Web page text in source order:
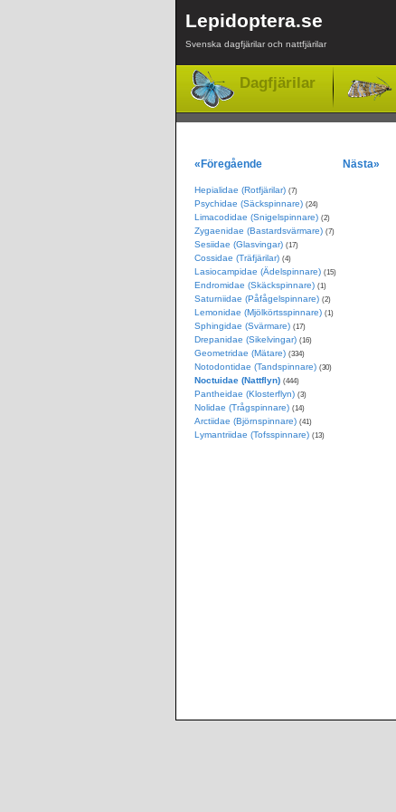
Lepidoptera.se
Svenska dagfjärilar och nattfjärilar
Dagfjärilar
«Föregående Nästa»
Hepialidae (Rotfjärilar) (7)
Psychidae (Säckspinnare) (24)
Limacodidae (Snigelspinnare) (2)
Zygaenidae (Bastardsvärmare) (7)
Sesiidae (Glasvingar) (17)
Cossidae (Träfjärilar) (4)
Lasiocampidae (Ädelspinnare) (15)
Endromidae (Skäckspinnare) (1)
Saturniidae (Påfågelspinnare) (2)
Lemonidae (Mjölkörtsspinnare) (1)
Sphingidae (Svärmare) (17)
Drepanidae (Sikelvingar) (16)
Geometridae (Mätare) (334)
Notodontidae (Tandspinnare) (30)
Noctuidae (Nattflyn) (444)
Pantheidae (Klosterflyn) (3)
Nolidae (Trågspinnare) (14)
Arctiidae (Björnspinnare) (41)
Lymantriidae (Tofsspinnare) (13)